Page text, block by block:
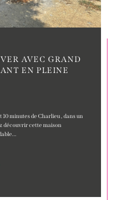
AVEC GRAND
EN PLEINE
minutes de Charlieu , dans un
découvrir cette maison